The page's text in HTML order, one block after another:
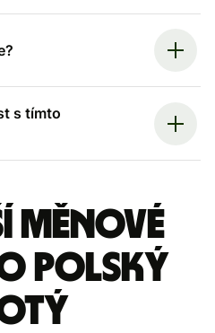
s tímto
měnové
polský